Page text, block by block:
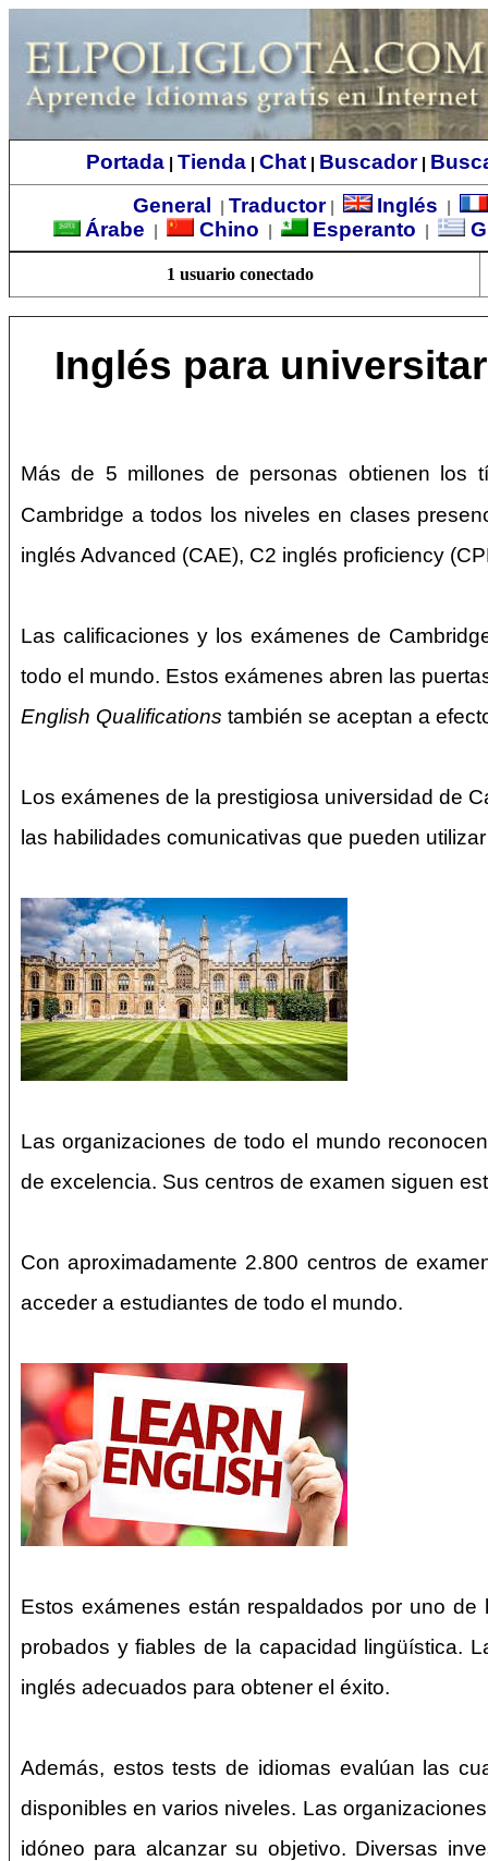
Portada Tienda Chat Buscador|
General
Traductor| Inglés
Árabe Chino Esperanto
1 usuario conectado
Inglés para
Más de 5 millones de personas obtienen los
Cambridge a todos los niveles en clases
inglés Advanced (CAE), C2 inglés proficiency
Las calificaciones y los exámenes de
todo el mundo. Estos exámenes abren las
English Qualifications también se aceptan a
Los exámenes de la prestigiosa universidad de
las habilidades comunicativas que pueden
Las organizaciones de todo el mundo
de excelencia. Sus centros de examen siguen
Con aproximadamente 2.800 centros de
acceder a estudiantes de todo el mundo.
Estos exámenes están respaldados por uno
probados y fiables de la capacidad lingüística.
inglés adecuados para obtener el éxito.
Además, estos tests de idiomas evalúan las
disponibles en varios niveles. Las
idóneo para alcanzar su objetivo. Diversas